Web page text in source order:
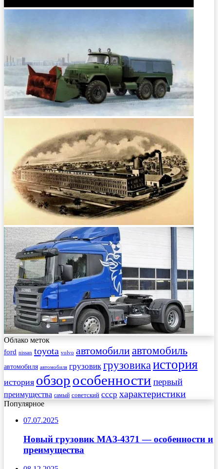
Облако меток
ford nissan toyota volvo автомобилиавтомобиль
автомобиля автомобиля грузовик грузовикаистория
история обзорособенности первый
преимущества самый советский ссср характеристики
Популярное
07.07.2025
Новый грузовик МАЗ-4371 — особенности и
преимущества